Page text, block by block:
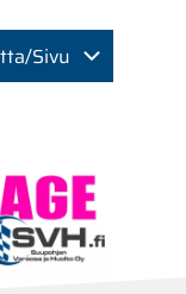
Sivu